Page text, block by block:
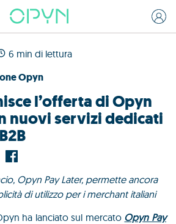
6 min di lettura
Opyn
l’offerta di Opyn
nuovi servizi dedicati
Opyn Pay Later, permette ancora
di utilizzo per i merchant italiani
ha lanciato sul mercato Opyn Pay